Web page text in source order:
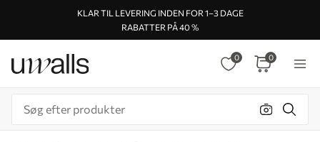
KLAR TIL LEVERING INDEN FOR 1–3 DAGE
RABATTER PÅ 40 %
0 0